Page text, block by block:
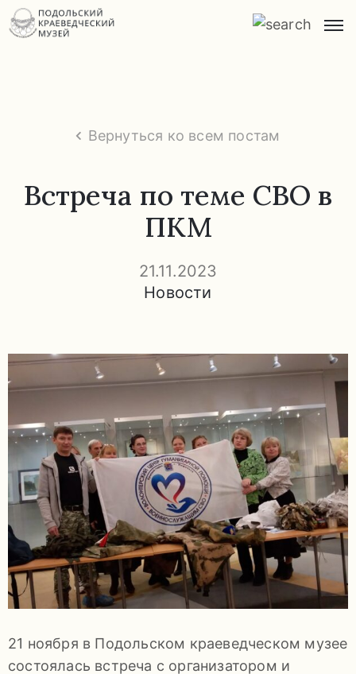
экскурсии
задаваемые
вопросы
Документы
Контакты
Вернуться ко всем постам
Встреча по теме СВО в
ПКМ
21.11.2023
Новости
21 ноября в Подольском краеведческом музее
состоялась встреча с организатором и